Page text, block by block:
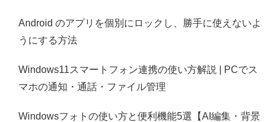
Android のアプリを個別にロックし、勝手に使えないよ
うにする方法
Windows11スマートフォン連携の使い方解説 | PCでス
マホの通知・通話・ファイル管理
Windowsフォトの使い方と便利機能5選【AI編集・背景